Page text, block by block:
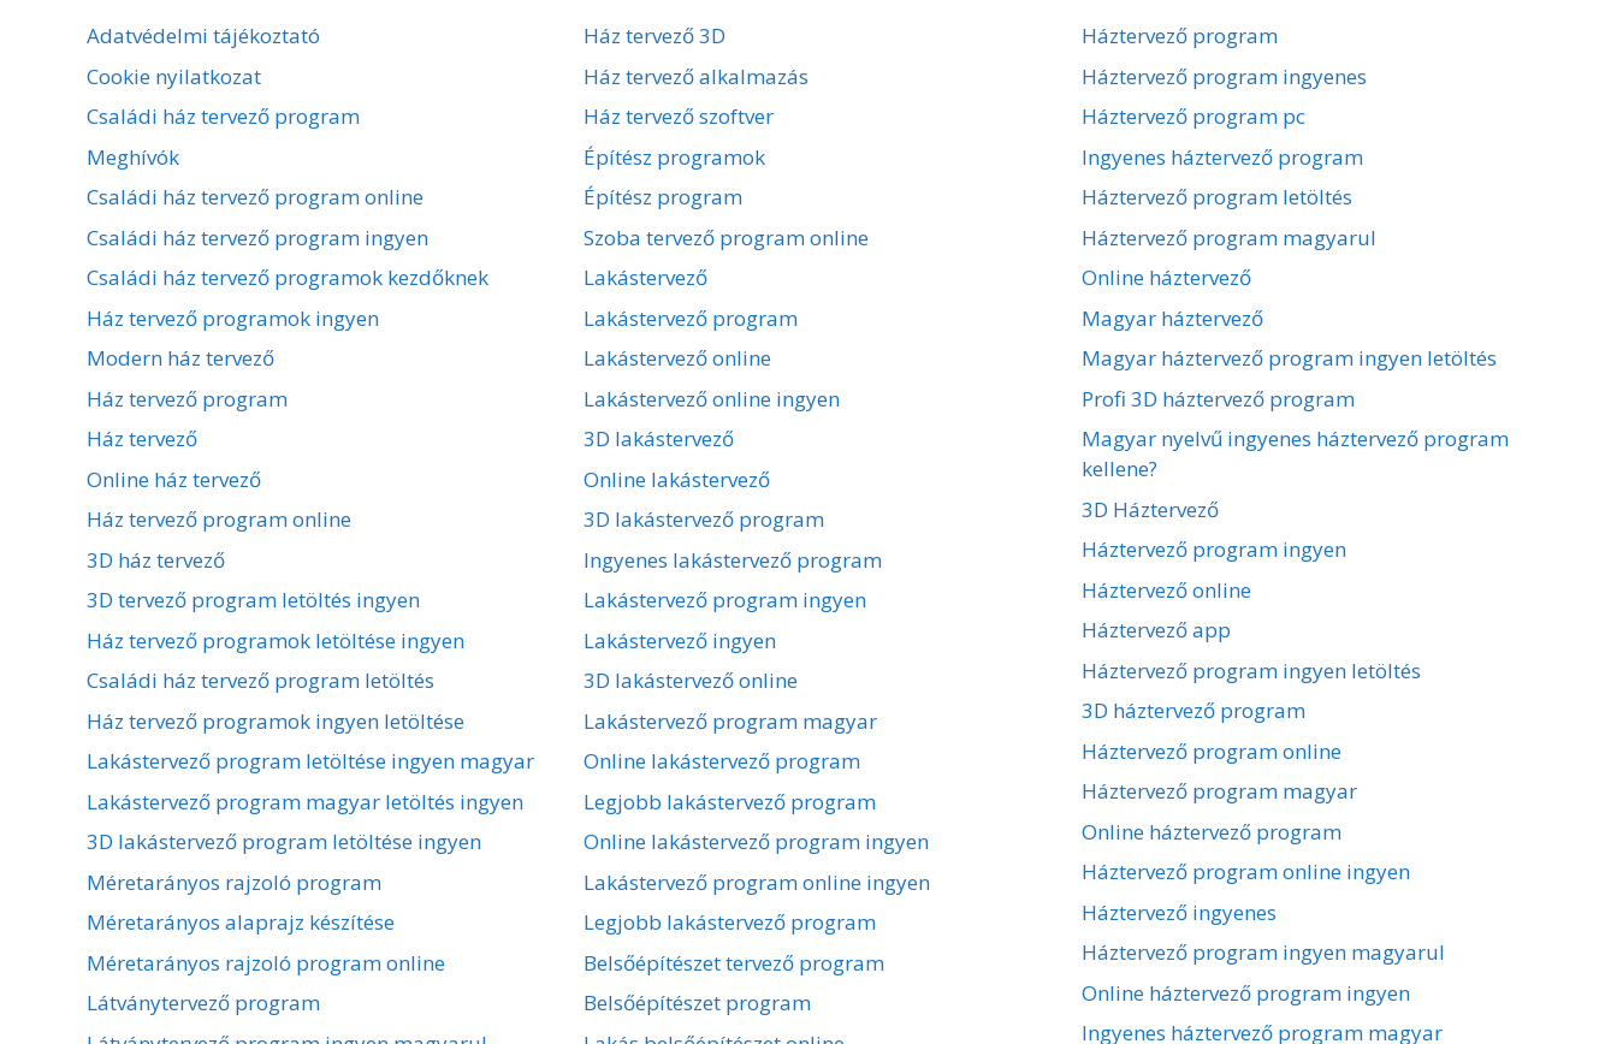
Adatvédelmi tájékoztató
Cookie nyilatkozat
Családi ház tervező program
Meghívók
Családi ház tervező program online
Családi ház tervező program ingyen
Családi ház tervező programok kezdőknek
Ház tervező programok ingyen
Modern ház tervező
Ház tervező program
Ház tervező
Online ház tervező
Ház tervező program online
3D ház tervező
3D tervező program letöltés ingyen
Ház tervező programok letöltése ingyen
Családi ház tervező program letöltés
Ház tervező programok ingyen letöltése
Lakástervező program letöltése ingyen magyar
Lakástervező program magyar letöltés ingyen
3D lakástervező program letöltése ingyen
Méretarányos rajzoló program
Méretarányos alaprajz készítése
Méretarányos rajzoló program online
Látványtervező program
Ház tervező 3D
Ház tervező alkalmazás
Ház tervező szoftver
Építész programok
Építész program
Szoba tervező program online
Lakástervező
Lakástervező program
Lakástervező online
Lakástervező online ingyen
3D lakástervező
Online lakástervező
3D lakástervező program
Ingyenes lakástervező program
Lakástervező program ingyen
Lakástervező ingyen
3D lakástervező online
Lakástervező program magyar
Online lakástervező program
Legjobb lakástervező program
Online lakástervező program ingyen
Lakástervező program online ingyen
Legjobb lakástervező program
Belsőépítészet tervező program
Belsőépítészet program
Háztervező program
Háztervező program ingyenes
Háztervező program pc
Ingyenes háztervező program
Háztervező program letöltés
Háztervező program magyarul
Online háztervező
Magyar háztervező
Magyar háztervező program ingyen letöltés
Profi 3D háztervező program
Magyar nyelvű ingyenes háztervező program
kellene?
3D Háztervező
Háztervező program ingyen
Háztervező online
Háztervező app
Háztervező program ingyen letöltés
3D háztervező program
Háztervező program online
Háztervező program magyar
Online háztervező program
Háztervező program online ingyen
Háztervező ingyenes
Háztervező program ingyen magyarul
Online háztervező program ingyen
Ingyenes háztervező program magyar